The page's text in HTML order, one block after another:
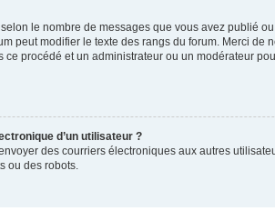
le nombre de messages que vous avez publié
peut modifier le texte des rangs du forum. Merci de
procédé et un administrateur ou un modérateur
d’un utilisateur ?
des courriers électroniques aux autres
ou des robots.